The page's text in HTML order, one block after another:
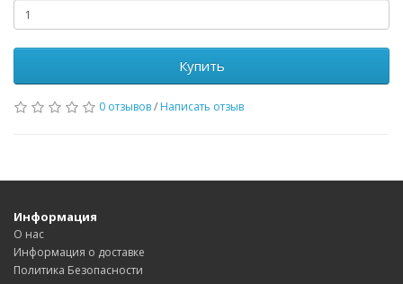
Купить
0 отзывов/ Написать отзыв
Информация
О нас
Информация о доставке
Политика Безопасности